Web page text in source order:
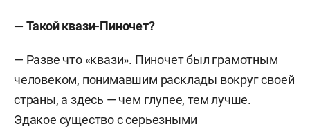
— Такой квази-Пиночет?
— Разве что «квази». Пиночет был грамотным
человеком, понимавшим расклады вокруг своей
страны, а здесь — чем глупее, тем лучше.
Эдакое существо с серьезными